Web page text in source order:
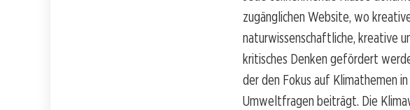
zugänglichen Website, wo
naturwissenschaftliche, kreative
kritisches Denken gefördert
der den Fokus auf Klimathemen
Umweltfragen beiträgt. Die